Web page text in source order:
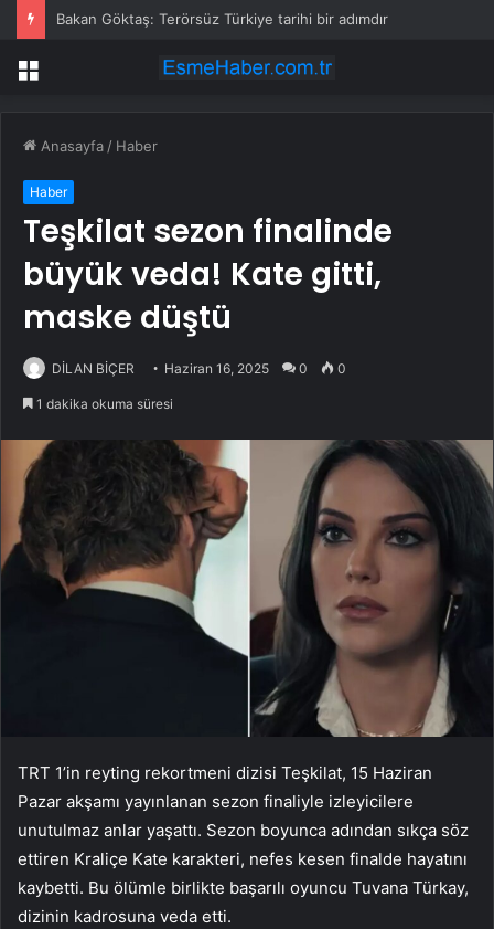
Bakan Göktaş: Terörsüz Türkiye tarihi bir adımdır
Menü
Anasayfa / Haber
Haber
Teşkilat sezon finalinde
büyük veda! Kate gitti,
maske düştü
DİLAN BİÇER Haziran 16, 2025 0 0
1 dakika okuma süresi
TRT 1’in reyting rekortmeni dizisi Teşkilat, 15 Haziran
Pazar akşamı yayınlanan sezon finaliyle izleyicilere
unutulmaz anlar yaşattı. Sezon boyunca adından sıkça söz
ettiren Kraliçe Kate karakteri, nefes kesen finalde hayatını
kaybetti. Bu ölümle birlikte başarılı oyuncu Tuvana Türkay,
dizinin kadrosuna veda etti.